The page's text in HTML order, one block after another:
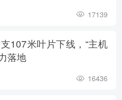
17139
107米叶片下线，“主机
落地
16436